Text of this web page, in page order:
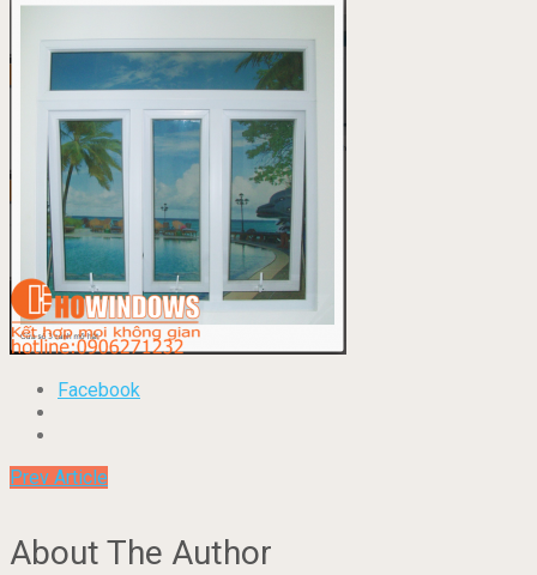
Facebook
Prev Article
About The Author